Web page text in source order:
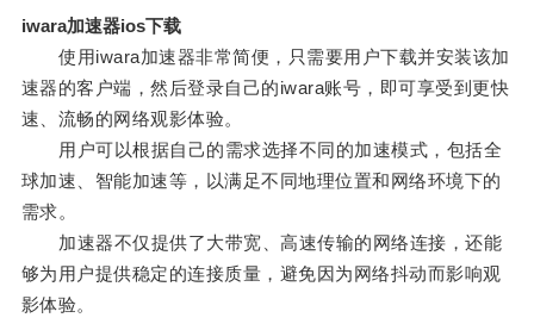
iwara加速器ios下载
使用iwara加速器非常简便，只需要用户下载并安装该加
速器的客户端，然后登录自己的iwara账号，即可享受到更快
速、流畅的网络观影体验。
用户可以根据自己的需求选择不同的加速模式，包括全
球加速、智能加速等，以满足不同地理位置和网络环境下的
需求。
加速器不仅提供了大带宽、高速传输的网络连接，还能
够为用户提供稳定的连接质量，避免因为网络抖动而影响观
影体验。